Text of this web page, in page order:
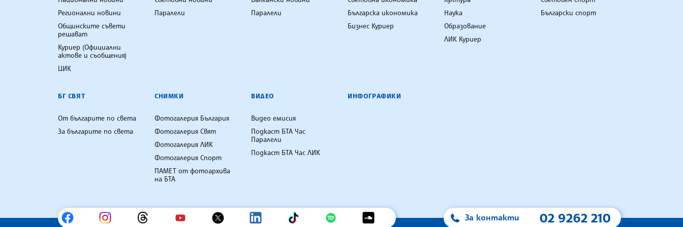
Регионални новини
Общинските съвети
решават
Куриер (Официални
актове и съобщения)
ЦИК
Паралели
Паралели
Българска икономика
Бизнес Куриер
Наука
Образование
ЛИК Куриер
Български спорт
БГ СВЯТ
От българите по света
За българите по света
СНИМКИ
Фотогалерия България
Фотогалерия Свят
Фотогалерия ЛИК
Фотогалерия Спорт
ПАМЕТ от фотоархива
на БТА
ВИДЕО
Видео емисия
Подкаст БТА Час
Паралели
Подкаст БТА Час ЛИК
ИНФОГРАФИКИ
За контакти 02 9262 210